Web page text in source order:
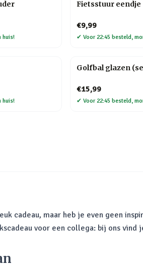
huis!
Fietsstuur eendje
€9,99
✔ Voor 22:45 besteld,
huis!
Golfbal glazen
€15,99
✔ Voor 22:45 besteld,
cadeau, maar heb je even geen
voor een collega: bij ons vind